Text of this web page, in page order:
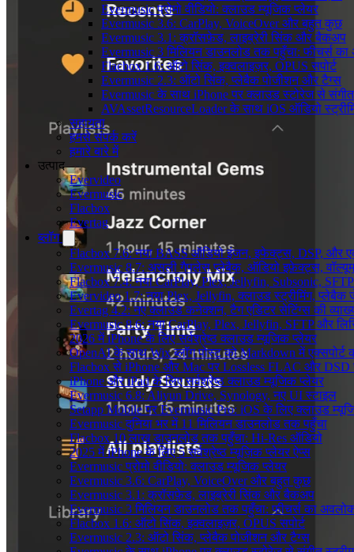
Evermusic प्रोमो वीडियो: क्लाउड म्यूजिक प्लेयर
Evermusic 3.6: CarPlay, VoiceOver और बहुत कुछ
Evermusic 3.1: क्रॉसफ़ेड, लाइब्रेरी सिंक और बैकअप
Evermusic 3 मिलियन डाउनलोड तक पहुँचा: फीचर्स
Flacbox 1.6: ऑटो सिंक, इक्वलाइज़र, OPUS सपोर्ट
Evermusic 2.3: ऑटो सिंक, प्लेबैक पोजीशन और टैग्स
Evermusic के साथ iPhone पर क्लाउड स्टोरेज से
AVAssetResourceLoader के साथ iOS ऑडियो
सहायता
हमसे संपर्क करें
हमारे बारे में
उत्पाद
Evervideo
Evermusic
Flacbox
Evertag
ब्लॉग
Flacbox 7.6: नया BASS ऑडियो इंजन, इफेक्ट्स, DSP, और
Evermusic 8.7: असली गैपलेस प्लेबैक, ऑडियो इफ़ेक्ट्स, वॉल्यूम
Flacbox 7.4: नया CarPlay, Plex, Jellyfin, Subsonic,
Evervideo 1.7: नया Plex, Jellyfin, क्लाउड स्ट्रीमिंग, प्लेबैक
Evertag 4.2: नए क्लाउड कनेक्शन, टैग एडिटर सेटिंग्स की
Evermusic 8.6: नया CarPlay, Plex, Jellyfin, SFTP और
2026 में iPhone के लिए सर्वश्रेष्ठ क्लाउड म्यूजिक प्लेयर
OpenAI के साथ Wix ब्लॉग पोस्ट को Markdown में एक्सपोर्ट
Flacbox से iPhone और Mac पर Lossless FLAC और DSD
iPhone और iPad के लिए सर्वश्रेष्ठ क्लाउड म्यूजिक प्लेयर
Evermusic 6.8: Aliyun Drive, Synology, नए UI स्टाइल
Setapp Mobile पर Evermusic Pro: iOS के लिए क्लाउड
Evermusic दुनिया भर में 11 मिलियन डाउनलोड तक पहुँचा
Flacbox 10 लाख डाउनलोड तक पहुँचा: Hi-Res ऑडियो
2025 में iPhone के लिए 5 सर्वश्रेष्ठ म्यूज़िक प्लेयर ऐप्स
Evermusic प्रोमो वीडियो: क्लाउड म्यूजिक प्लेयर
Evermusic 3.6: CarPlay, VoiceOver और बहुत कुछ
Evermusic 3.1: क्रॉसफ़ेड, लाइब्रेरी सिंक और बैकअप
Evermusic 3 मिलियन डाउनलोड तक पहुँचा: फीचर्स का
Flacbox 1.6: ऑटो सिंक, इक्वलाइज़र, OPUS सपोर्ट
Evermusic 2.3: ऑटो सिंक, प्लेबैक पोजीशन और टैग्स